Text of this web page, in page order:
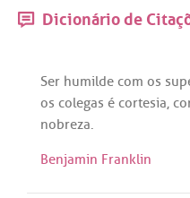
Dicionário de
Ser humilde com os
os colegas é cortesia,
nobreza.
Benjamin Franklin